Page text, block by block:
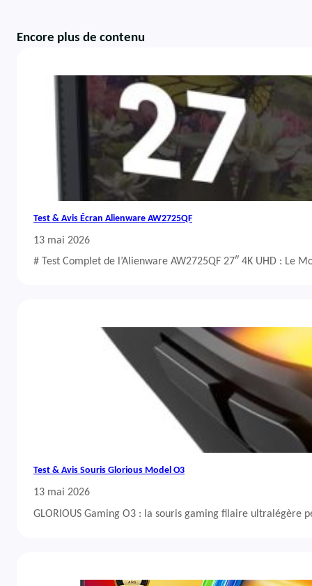
Encore plus de contenu
Test & Avis Écran Alienware AW2725QF
13 mai 2026
# Test Complet de l’Alienware AW2725QF 27″ 4K UHD : Le
Test & Avis Souris Glorious Model O3
13 mai 2026
GLORIOUS Gaming O3 : la souris gaming filaire ultralégère